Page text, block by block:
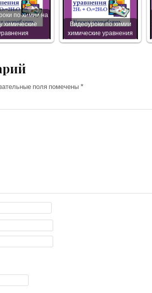
по химии на
химические
Видеоуроки по химии
химические уравнения
поля помечены *